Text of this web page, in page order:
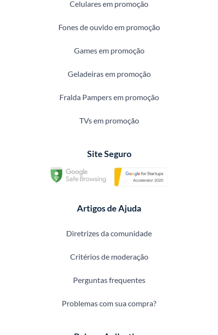
Celulares em promoção
Fones de ouvido em promoção
Games em promoção
Geladeiras em promoção
Fralda Pampers em promoção
TVs em promoção
Site Seguro
Artigos de Ajuda
Diretrizes da comunidade
Critérios de moderação
Perguntas frequentes
Problemas com sua compra?